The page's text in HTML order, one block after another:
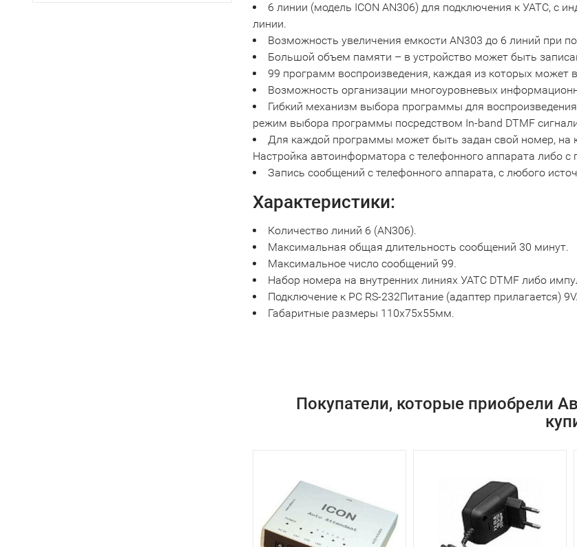
6 линии (модель ICON AN306) для подключения к УАТС, с
линии.
Возможность увеличения емкости AN303 до 6 линий при
Большой объем памяти – в устройство может быть
99 программ воспроизведения, каждая из которых может
Возможность организации многоуровневых
Гибкий механизм выбора программы для
режим выбора программы посредством In-band DTMF
Для каждой программы может быть задан свой номер, на
Настройка автоинформатора с телефонного аппарата либо
Запись сообщений с телефонного аппарата, с любого
Характеристики:
Количество линий 6 (AN306).
Максимальная общая длительность сообщений 30 минут.
Максимальное число сообщений 99.
Набор номера на внутренних линиях УАТС DTMF либо
Подключение к PC RS-232Питание (адаптер прилагается)
Габаритные размеры 110х75х55мм.
Покупатели, которые приобрели